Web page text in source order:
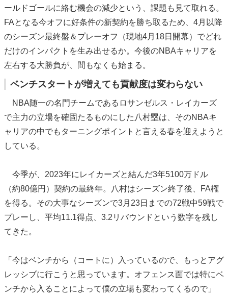
ールドゴールに絡む機会の減少という、課題も見て取れる。
FAとなる今オフに好条件の新契約を勝ち取るため、4月以降
のシーズン最終盤＆プレーオフ（現地4月18日開幕）でどれ
だけのインパクトを生み出せるか。今後のNBAキャリアを
左右する大勝負が、間もなくも始まる。
ベンチスタートが増えても貢献度は変わらない
NBA随一の名門チームであるロサンゼルス・レイカーズ
で主力の立場を確固たるものにした八村塁は、そのNBAキ
ャリアの中でもターニングポイントと言える春を迎えようと
している。
今季が、2023年にレイカーズと結んだ3年5100万ドル
（約80億円）契約の最終年。八村はシーズン終了後、FA権
を得る。その大事なシーズンで3月23日までの72戦中59戦で
プレーし、平均11.1得点、3.2リバウンドという数字を残し
てきた。
「今はベンチから（コートに）入っているので、もっとアグ
レッシブに行こうと思っています。オフェンス面では特にベ
ンチから入ることによって僕の立場も変わってくるので」